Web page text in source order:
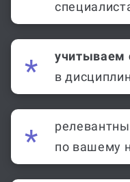
учитываем
в
по вашему